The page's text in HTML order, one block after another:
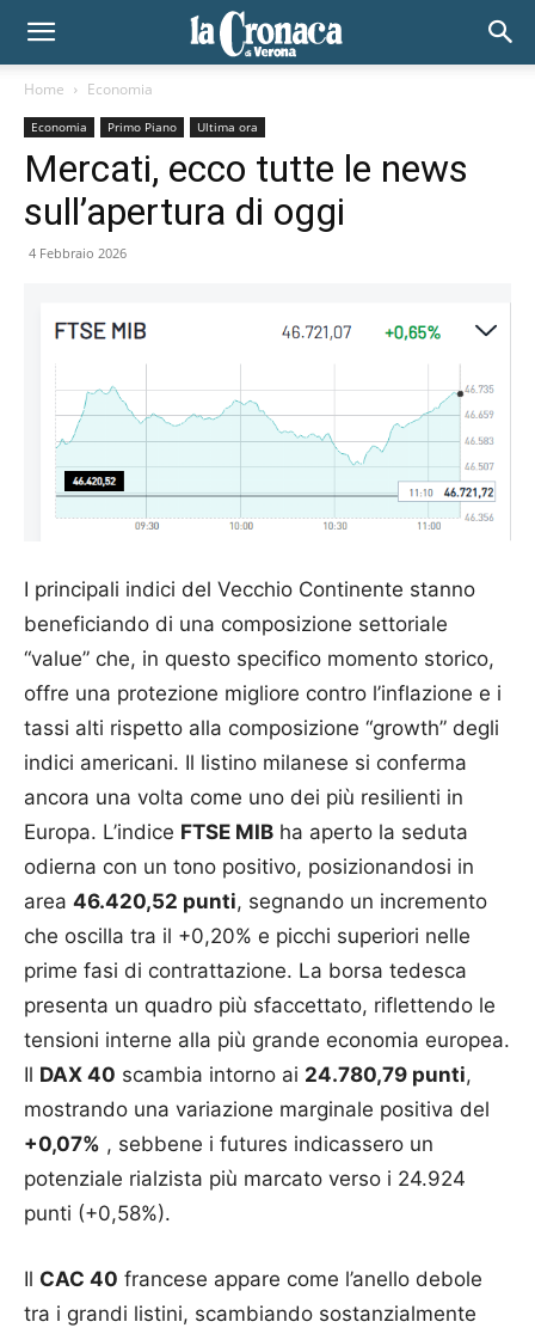
Home Economia
Economia Primo Piano Ultima ora
Mercati, ecco tutte le news
sull’apertura di oggi
4 Febbraio 2026
I principali indici del Vecchio Continente stanno
beneficiando di una composizione settoriale
“value” che, in questo specifico momento storico,
offre una protezione migliore contro l’inflazione e i
tassi alti rispetto alla composizione “growth” degli
indici americani. Il listino milanese si conferma
ancora una volta come uno dei più resilienti in
Europa. L’indice FTSE MIB ha aperto la seduta
odierna con un tono positivo, posizionandosi in
area 46.420,52 punti, segnando un incremento
che oscilla tra il +0,20% e picchi superiori nelle
prime fasi di contrattazione. La borsa tedesca
presenta un quadro più sfaccettato, riflettendo le
tensioni interne alla più grande economia europea.
Il DAX 40 scambia intorno ai 24.780,79 punti,
mostrando una variazione marginale positiva del
+0,07% , sebbene i futures indicassero un
potenziale rialzista più marcato verso i 24.924
punti (+0,58%).
Il CAC 40 francese appare come l’anello debole
tra i grandi listini, scambiando sostanzialmente